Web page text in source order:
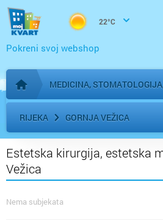
22°C
Pokreni svoj webshop
Početna stranica
MEDICINA,
RIJEKA GORNJA VEŽICA
Estetska kirurgija, estetska
Vežica
Nema subjekata